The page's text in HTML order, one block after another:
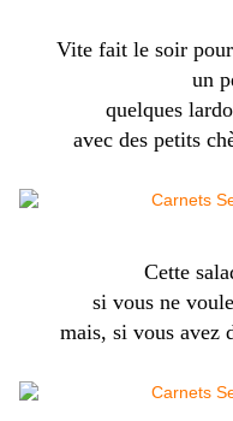
Vite fait le soir
un
quelques
avec des petits
Cette
si vous ne
mais, si vous avez